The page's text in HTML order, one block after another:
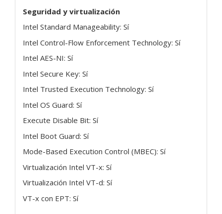
Seguridad y virtualización
Intel Standard Manageability: Sí
Intel Control-Flow Enforcement Technology: Sí
Intel AES-NI: Sí
Intel Secure Key: Sí
Intel Trusted Execution Technology: Sí
Intel OS Guard: Sí
Execute Disable Bit: Sí
Intel Boot Guard: Sí
Mode-Based Execution Control (MBEC): Sí
Virtualización Intel VT-x: Sí
Virtualización Intel VT-d: Sí
VT-x con EPT: Sí